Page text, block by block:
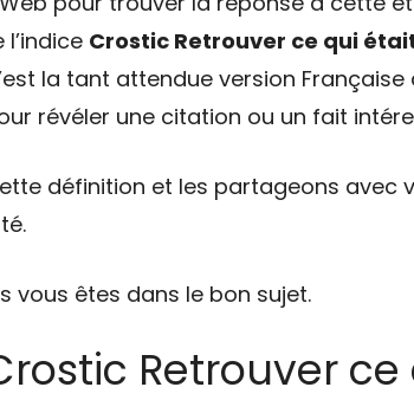
Crostic Retrouver ce qui
la tant attendue version
révéler une citation ou un fait
définition et les partageons avec
vous êtes dans le bon sujet.
Retrouver